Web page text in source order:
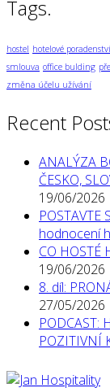
Tags.
hostel hotelové poradenství
smlouva office bulding
změna účelu užívání
Recent
ANALÝZA
ČESKO,
19/06/2026
POSTAVTE
hodnocení
CO HOSTÉ
19/06/2026
8. díl:
27/05/2026
PODCAST:
POZITIVNÍ